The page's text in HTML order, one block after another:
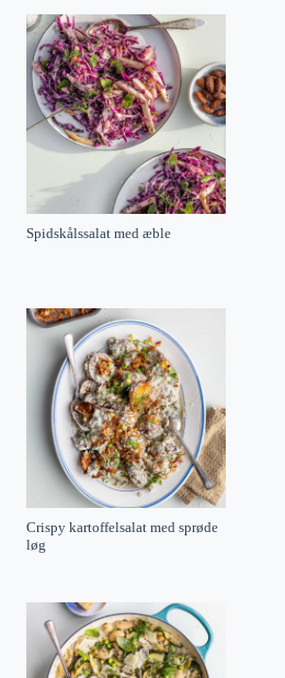
Spidskålssalat med æble
Crispy kartoffelsalat med sprøde
løg